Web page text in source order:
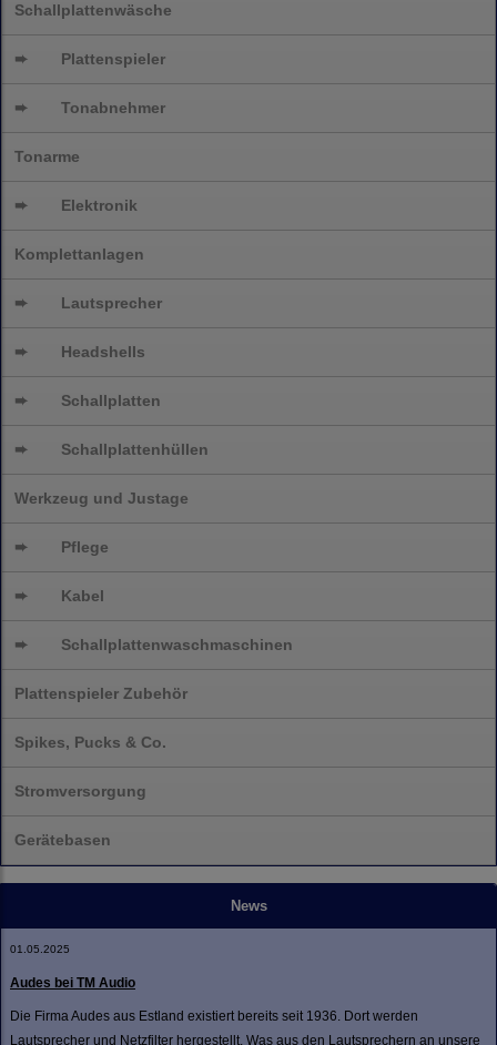
Schallplattenwäsche
➨ Plattenspieler
➨ Tonabnehmer
Tonarme
➨ Elektronik
Komplettanlagen
➨ Lautsprecher
➨ Headshells
➨ Schallplatten
➨ Schallplattenhüllen
Werkzeug und Justage
➨ Pflege
➨ Kabel
➨ Schallplattenwaschmaschinen
Plattenspieler Zubehör
Spikes, Pucks & Co.
Stromversorgung
Gerätebasen
News
01.05.2025
Audes bei TM Audio
Die Firma Audes aus Estland existiert bereits seit 1936. Dort werden
Lautsprecher und Netzfilter hergestellt. Was aus den Lautsprechern an unsere